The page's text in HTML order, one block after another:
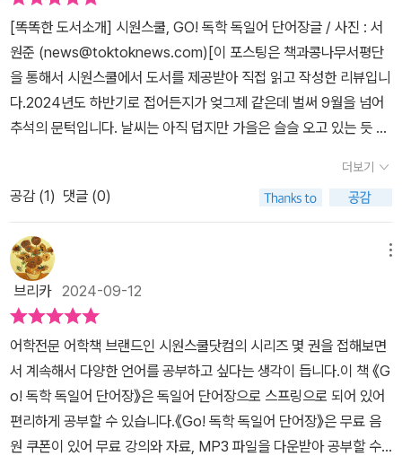
장이라고 해서 제한된 수의 단어만 수록한 암기 보조 교재인 줄 알았
는데, 이렇게 볼륨이 두껍고, 독일어 실력 향상을 다각도로 의도한 종
합(comprehensive) 참고서인 줄은 전혀 짐작하지 못했습니다. 일
력 형태라고도 볼 수 있고, 정확하게는 스프링북에다가 소프트커버
를 한 번 더 둘러서 책장에 꽂았을 때 제목과 디자인이 드러나는 "책
등"도 마련한 디자인입니다. 책을 처음 받았을 때 너무 예쁘고 신기해
서 몇 번이나 들춰 보고 외관을 감상했습니다. 외관뿐 아니라 컨텐츠
도, 올컬러 편집에 일러스트도 있고 다양한 폰트 처리를 해서 학습 사
나 의욕뿜뿜하면서 열심히 공부했을까 싶습니다. 독일어로 데이를 T
ag(탁), 주(週)를 Woche(보헤)라고 합니다. Woche 4의 Tag 19
를 보면 p235에 Verkehrsmittel이 나옵니다. 뜻은 책에 나오듯
이 교통수단인데, 성(gender)이 중성임은 해당 명사 앞에 중성 정관
사 das가 표시되어서 알 수 있습니다. 이 단어는 복합명사인데, Verk
ehr는 교통이라는 뜻 외에 "거래"라는 뜻이 있고, 법학 전공자라
면 이 단어가 눈에 익을 것입니다. mittel은 영어의 medium과 같습
니다. p234를 보면 Pizza라는 단어를 배우며(독일어라서 대문자
로 시작하는 것 말고는, 이탈리아어어나 영어와 똑같습니다), Wolle
[똑똑한 도서소개] 시원스쿨, GO! 독학 독일어 단어장글 / 사진 : 서
원준 (news@toktoknews.com)[이 포스팅은 책과콩나무서평단
을 통해서 시원스쿨에서 도서를 제공받아 직접 읽고 작성한 리뷰입니
다.2024년도 하반기로 접어든지가 엊그제 같은데 벌써 9월을 넘어
추석의 문턱입니다. 날씨는 아직 덥지만 가을은 슬슬 오고 있는 듯 합
정이 앞섭니다. 아무쪼록 건강관리 잘 하시기 바랍니다. 지난 8월까
지 공부 그리고 독서에 힘을 쏟을 예정이었습니다만 신간에 대한 달
콤한 유혹을 꺾지 못해서 쉽지 않았음을 고백하고자 합니다. 독일어
단어에 대한 이해, 그리고 독일어에 대한 끝없는 관심 등을 통해서 독
일어를 올바로 이해할 수 있는 시간이 되셨으면 합니다. 필자가 과거
영어와 일본어를 공부할 때는 단어 중심으로 공부하지 않고 문법과
생활어학 중심으로 공부를 했었습니다. 1980년대에서 1990년대 초
반에 대한민국에서 행해진 외국어 학습의 풍경이기도 했습니다. 그런
데 저는 그보다 단어 암기가 외국어 공부에 있어서는 절대 중요하다
는 사실을 애초부터 알고 있었습니다. 그런데 그 당시 선생님들은 문
법쪽에 포커스를 맞추어서 강의를 했었습니다. 단어의 중요성이란 전
혀 알지 못한채로 말입니다. 제가 '모든 외국어는 단어를 배워야 하며
더보기
공감 (1) 댓글 (0)
브리카2024-09-12
어학전문 어학책 브랜드인 시원스쿨닷컴의 시리즈 몇 권을 접해보면
서 계속해서 다양한 언어를 공부하고 싶다는 생각이 듭니다.이 책 《G
o! 독학 독일어 단어장》은 독일어 단어장으로 스프링으로 되어 있어
편리하게 공부할 수 있습니다.《Go! 독학 독일어 단어장》은 무료 음
원 쿠폰이 있어 무료 강의와 자료, MP3 파일을 다운받아 공부할 수